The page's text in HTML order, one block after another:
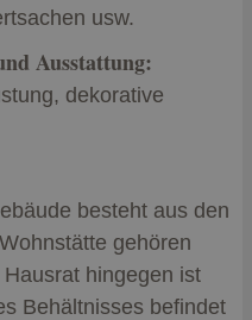
usw.
Ausstattung:
dekorative
besteht aus den
gehören
hingegen ist
Behältnisses befindet